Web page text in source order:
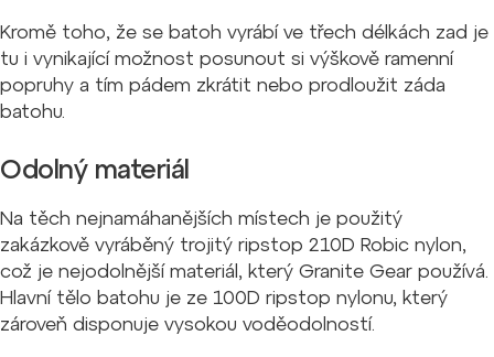
Kromě toho, že se batoh vyrábí ve třech délkách zad je
tu i vynikající možnost posunout si výškově ramenní
popruhy a tím pádem zkrátit nebo prodloužit záda
batohu.
Odolný materiál
Na těch nejnamáhanějších místech je použitý
zakázkově vyráběný trojitý ripstop 210D Robic nylon,
což je nejodolnější materiál, který Granite Gear používá.
Hlavní tělo batohu je ze 100D ripstop nylonu, který
zároveň disponuje vysokou voděodolností.